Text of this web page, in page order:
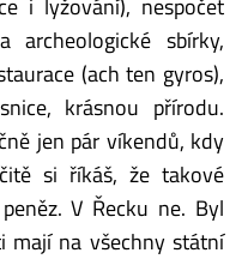
archeologické sbírky,
(ach ten gyros),
krásnou přírodu.
jen pár víkendů, kdy
si říkáš, že takové
V Řecku ne. Byl
mají na všechny státní